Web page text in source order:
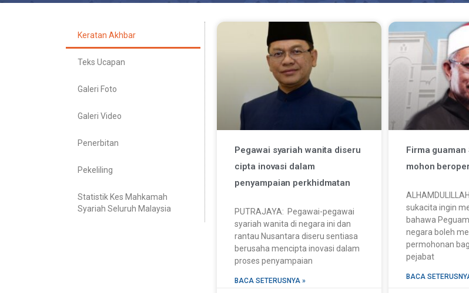
Keratan Akhbar
Teks Ucapan
Galeri Foto
Galeri Video
Penerbitan
Pekeliling
Statistik Kes Mahkamah
Syariah Seluruh Malaysia
Pegawai syariah wanita diseru
cipta inovasi dalam
penyampaian perkhidmatan
PUTRAJAYA: Pegawai-pegawai
syariah wanita di negara ini dan
rantau Nusantara diseru sentiasa
berusaha mencipta inovasi dalam
proses penyampaian
BACA SETERUSNYA »
Firma guaman
mohon
sukacita ingin
bahawa
negara boleh
permohonan
pejabat
BACA